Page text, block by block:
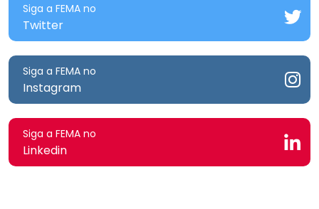
Siga a FEMA no
Twitter
Siga a FEMA no
Instagram
Siga a FEMA no
Linkedin